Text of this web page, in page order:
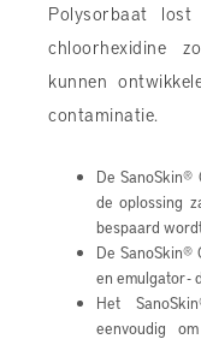
Polysorbaat
chloorhexidine
kunnen
contaminatie.
De
de oplossing
bespaard
De SanoSkin®
en emulgator -
Het
eenvoudig